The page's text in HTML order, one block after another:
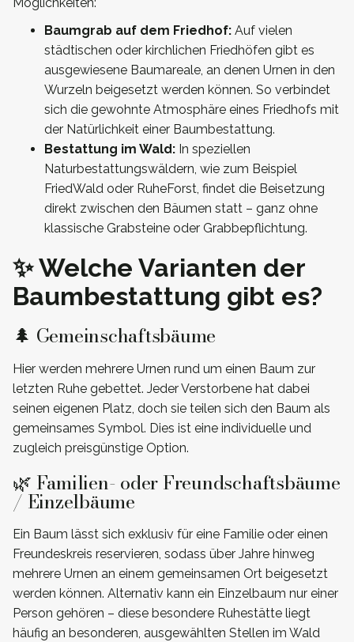
Baumgrab auf dem Friedhof: Auf vielen
städtischen oder kirchlichen Friedhöfen gibt es
ausgewiesene Baumareale, an denen Urnen in den
Wurzeln beigesetzt werden können. So verbindet
sich die gewohnte Atmosphäre eines Friedhofs mit
der Natürlichkeit einer Baumbestattung.
Bestattung im Wald: In speziellen
Naturbestattungswäldern, wie zum Beispiel
FriedWald oder RuheForst, findet die Beisetzung
direkt zwischen den Bäumen statt – ganz ohne
klassische Grabsteine oder Grabbepflichtung.
✨ Welche Varianten der
Baumbestattung gibt es?
🌲 Gemeinschaftsbäume
Hier werden mehrere Urnen rund um einen Baum zur
letzten Ruhe gebettet. Jeder Verstorbene hat dabei
seinen eigenen Platz, doch sie teilen sich den Baum als
gemeinsames Symbol. Dies ist eine individuelle und
zugleich preisgünstige Option.
🌿 Familien- oder Freundschaftsbäume
/ Einzelbäume
Ein Baum lässt sich exklusiv für eine Familie oder einen
Freundeskreis reservieren, sodass über Jahre hinweg
mehrere Urnen an einem gemeinsamen Ort beigesetzt
werden können. Alternativ kann ein Einzelbaum nur einer
Person gehören – diese besondere Ruhestätte liegt
häufig an besonderen, ausgewählten Stellen im Wald